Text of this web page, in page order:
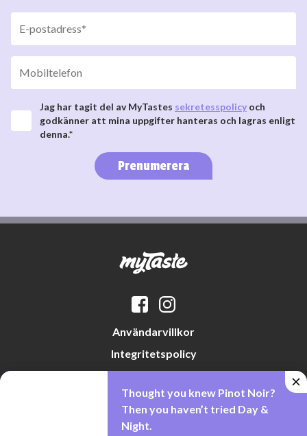
Jag har tagit del av MyTastes sekretesspolicy och
godkänner att mina uppgifter hanteras och lagras enligt
denna.*
Prenumerera
Användarvillkor
Integritetspolicy
Cookiepolicy
Thought you knew Pinot Noir?
Then you haven’t tried Day &
Night.